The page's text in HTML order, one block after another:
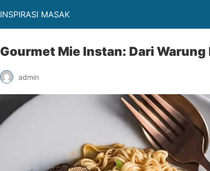
INSPIRASI MASAK
Gourmet Mie Instan: Dari Warung
admin